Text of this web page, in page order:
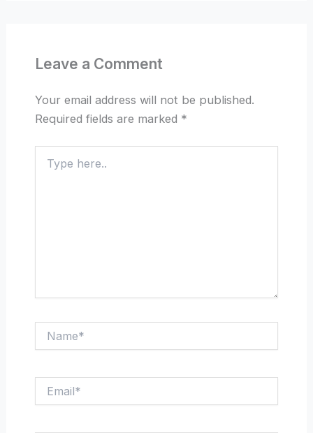
Leave a Comment
Your email address will not be published.
Required fields are marked *
here..